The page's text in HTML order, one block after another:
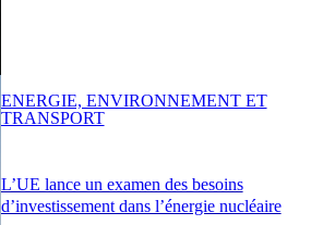
L’UE lance un examen des besoins
d’investissement dans l’énergie nucléaire
ENERGIE, ENVIRONNEMENT ET
TRANSPORT